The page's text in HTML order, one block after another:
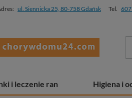
ul. Siennicka 25, 80-758 Gdańsk Tel.
i leczenie ran Higiena i